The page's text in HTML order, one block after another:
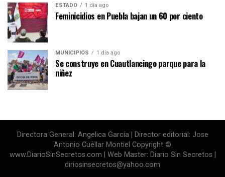
ESTADO 1 día ago
Feminicidios en Puebla bajan un 60 por ciento
MUNICIPIOS 1 día ago
Se construye en Cuautlancingo parque para la
niñez
Directora General: Angelica García | Director editorial: Jose
Antonio Cuéllar Montiel Copyright ©
www.DiarioSinSecretos.com | Web Master: Diario Sin Secretos |
diriosinsecretos@yahoo.com